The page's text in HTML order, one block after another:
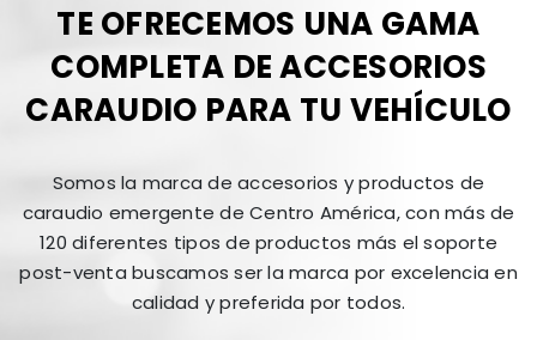
TE OFRECEMOS UNA GAMA
COMPLETA DE ACCESORIOS
CARAUDIO PARA TU VEHÍCULO
Somos la marca de accesorios y productos de
caraudio emergente de Centro América, con más de
120 diferentes tipos de productos más el soporte
post-venta buscamos ser la marca por excelencia en
calidad y preferida por todos.